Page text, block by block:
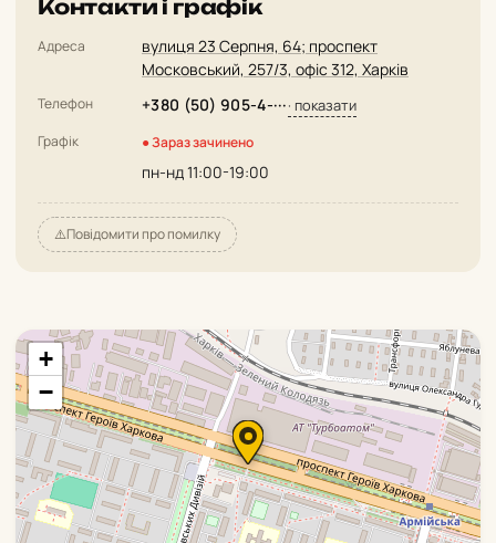
Контакти і графік
Адреса
вулиця 23 Серпня, 64; проспект
Московський, 257/3, офіс 312, Харків
Телефон +380 (50) 905-4-···· показати
Графік ● Зараз зачинено
пн-нд 11:00-19:00
⚠️Повідомити про помилку
+
−